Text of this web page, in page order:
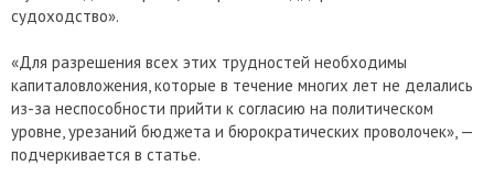
судоходство».
«Для разрешения всех этих трудностей необходимы
капиталовложения, которые в течение многих лет не делались
из-за неспособности прийти к согласию на политическом
уровне, урезаний бюджета и бюрократических проволочек», —
подчеркивается в статье.